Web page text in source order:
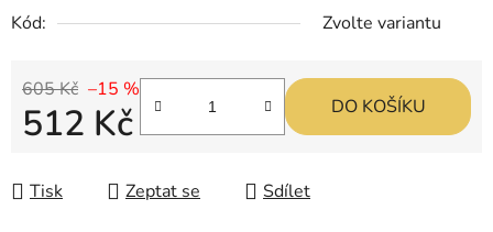
Kód:
Zvolte variantu
605 Kč –15 %
512 Kč DO KOŠÍKU
Tisk Zeptat se Sdílet